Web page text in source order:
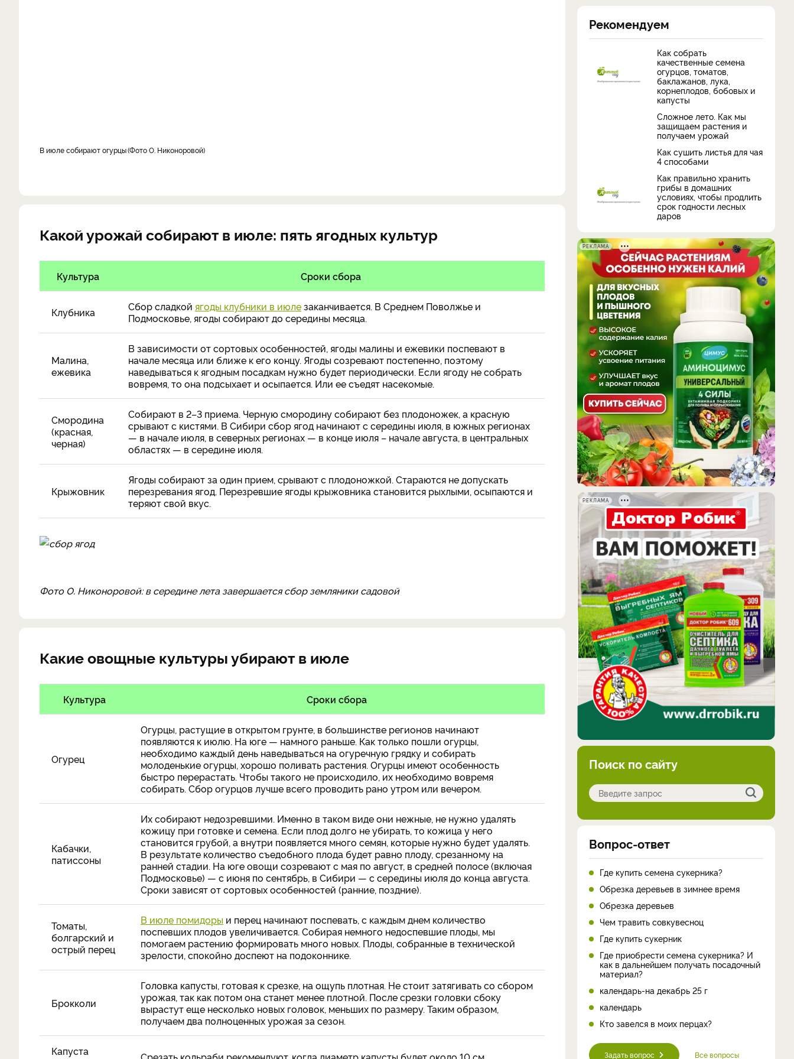
в июле собирают огурцы Фото О. Никоноровой
Какой урожай собирают в июле: пять ягодных культур
Культура Сроки сбора
Клубника Сбор сладкой ягоды клубники в июлезаканчивается. В Среднем Поволжье и
Подмосковье, ягоды собирают до середины месяца.
Малина,
ежевика
В зависимости от сортовых особенностей, ягоды малины и ежевики поспевают в
начале месяца или ближе к его концу. Ягоды созревают постепенно, поэтому
наведываться к ягодным посадкам нужно будет периодически. Если ягоду не собрать
вовремя, то она подсыхает и осыпается. Или ее съедят насекомые.
Смородина
(красная,
черная)
Собирают в 2–3 приема. Черную смородину собирают без плодоножек, а красную
срывают с кистями. В Сибири сбор ягод начинают с середины июля, в южных регионах
— в начале июля, в северных регионах — в конце июля – начале августа, в центральных
областях — в середине июля.
Крыжовник
Ягоды собирают за один прием, срывают с плодоножкой. Стараются не допускать
перезревания ягод. Перезревшие ягоды крыжовника становится рыхлыми, осыпаются и
теряют свой вкус.
Фото О. Никоноровой: в середине лета завершается сбор земляники садовой
Какие овощные культуры убирают в июле
Культура Сроки сбора
Огурец
Огурцы, растущие в открытом грунте, в большинстве регионов начинают
появляются к июлю. На юге — намного раньше. Как только пошли огурцы,
необходимо каждый день наведываться на огуречную грядку и собирать
молоденькие огурцы, хорошо поливать растения. Огурцы имеют особенность
быстро перерастать. Чтобы такого не происходило, их необходимо вовремя
собирать. Сбор огурцов лучше всего проводить рано утром или вечером.
Кабачки,
патиссоны
Их собирают недозревшими. Именно в таком виде они нежные, не нужно удалять
кожицу при готовке и семена. Если плод долго не убирать, то кожица у него
становится грубой, а внутри появляется много семян, которые нужно будет удалять.
В результате количество съедобного плода будет равно плоду, срезанному на
ранней стадии. На юге овощи созревают с мая по август, в средней полосе (включая
Подмосковье) — с июня по сентябрь, в Сибири — с середины июля до конца августа.
Сроки зависят от сортовых особенностей (ранние, поздние).
Томаты,
болгарский и
острый перец
В июле помидоры и перец начинают поспевать, с каждым днем количество
поспевших плодов увеличивается. Собирая немного недоспевшие плоды, мы
помогаем растению формировать много новых. Плоды, собранные в технической
зрелости, спокойно доспеют на подоконнике.
Брокколи
Головка капусты, готовая к срезке, на ощупь плотная. Не стоит затягивать со сбором
урожая, так как потом она станет менее плотной. После срезки головки сбоку
вырастут еще несколько новых головок, меньших по размеру. Таким образом,
получаем два полноценных урожая за сезон.
Капуста
Рекомендуем
Как собрать
качественные семена
огурцов, томатов,
баклажанов, лука,
корнеплодов, бобовых и
капусты
Сложное лето. Как мы
защищаем растения и
получаем урожай
Как сушить листья для чая
4 способами
Как правильно хранить
грибы в домашних
условиях, чтобы продлить
срок годности лесных
даров
РЕКЛАМА
РЕКЛАМА
Поиск по сайту
Вопрос-ответ
Где купить семена сукерника?
Обрезка деревьев в зимнее время
Обрезка деревьев
Чем травить совкувесноц
Где купить сукерник
Где приобрести семена сукерника? И
как в дальнейшем получать посадочный
материал?
календарь-на декабрь 25 г
календарь
Кто завелся в моих перцах?
Задать вопрос Все вопросы